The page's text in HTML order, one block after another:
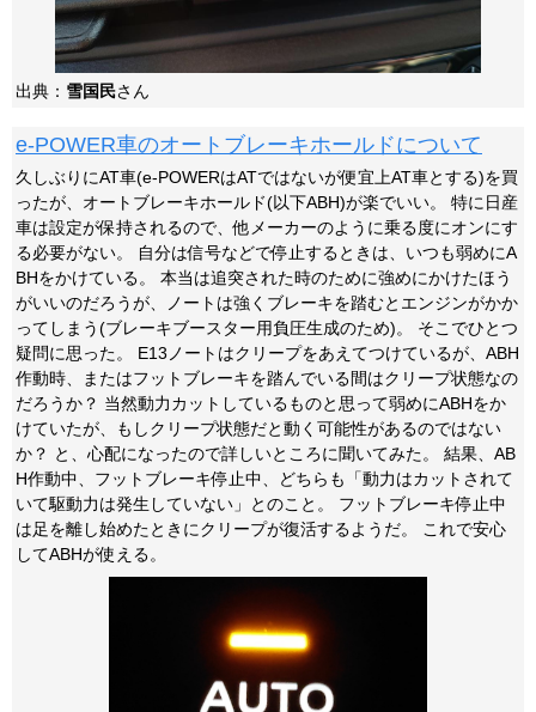
出典： 雪国民さん
e-POWER車のオートブレーキホールドについて
久しぶりにAT車(e-POWERはATではないが便宜上AT車とする)を買
ったが、オートブレーキホールド(以下ABH)が楽でいい。 特に日産
車は設定が保持されるので、他メーカーのように乗る度にオンにす
る必要がない。 自分は信号などで停止するときは、いつも弱めにA
BHをかけている。 本当は追突された時のために強めにかけたほう
がいいのだろうが、ノートは強くブレーキを踏むとエンジンがかか
ってしまう(ブレーキブースター用負圧生成のため)。 そこでひとつ
疑問に思った。 E13ノートはクリープをあえてつけているが、ABH
作動時、またはフットブレーキを踏んでいる間はクリープ状態なの
だろうか？ 当然動力カットしているものと思って弱めにABHをか
けていたが、もしクリープ状態だと動く可能性があるのではない
か？ と、心配になったので詳しいところに聞いてみた。 結果、AB
H作動中、フットブレーキ停止中、どちらも「動力はカットされて
いて駆動力は発生していない」とのこと。 フットブレーキ停止中
は足を離し始めたときにクリープが復活するようだ。 これで安心
してABHが使える。